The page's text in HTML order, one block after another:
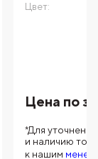
Цвет:
Цена по
*Для
и наличию
к нашим